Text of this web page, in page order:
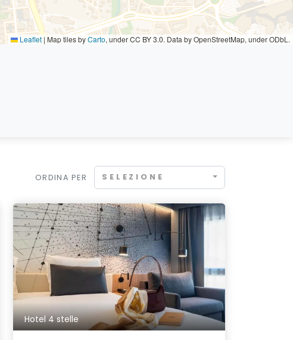
Leaflet | Map tiles byCarto, under CC BY 3.0. Data by OpenStreetMap, under ODbL.
ORDINA PER SELEZIONE
Hotel 4 stelle